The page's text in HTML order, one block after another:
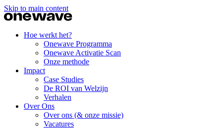
Skip to main content
Hoe werkt het?
Onewave Programma
Onewave Activatie Scan
Onze methode
Impact
Case Studies
De ROI van Welzijn
Verhalen
Over Ons
Over ons (& onze missie)
Vacatures